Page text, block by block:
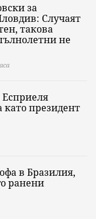
за
Случаят
такова
не
Есприеля
президент
в Бразилия,
ранени